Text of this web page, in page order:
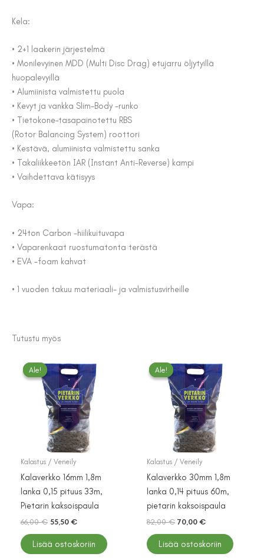
Kela:
• 2+1 laakerin järjestelmä
• Monilevyinen MDD (Multi Disc Drag) etujarru öljytyillä
huopalevyillä
• Alumiinista valmistettu puola
• Kevyt ja vankka Slim-Body -runko
• Tietokone-tasapainotettu RBS
(Rotor Balancing System) roottori
• Kestävä, alumiinista valmistettu sanka
• Takaliikkeetön IAR (Instant Anti-Reverse) kampi
• Vaihdettava kätisyys
Vapa:
• 24ton Carbon -hiilikuituvapa
• Vaparenkaat ruostumatonta terästä
• EVA -foam kahvat
• 1 vuoden takuu materiaali- ja valmistusvirheille
Tutustu myös
Ale!
Ale!
Kalastus / Veneily
Kalaverkko 16mm 1,8m
lanka 0,15 pituus 33m,
Pietarin kaksoispaula
66,00€ Alkuperäinen
oli:
55,50 €Nykyinen
on:
55,50 €.
Lisää ostoskoriin
Ale!
Ale!
Kalastus / Veneily
Kalaverkko 30mm 1,8m
lanka 0,14 pituus 60m,
pietarin kaksoispaula
82,00€ Alkuperäinen
oli:
70,00 €Nykyinen
on:
70,00 €.
Lisää ostoskoriin